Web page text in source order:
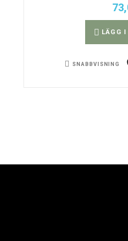
LÄGG I
SNABBVISNING